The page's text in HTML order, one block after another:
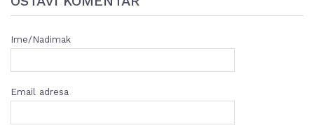
Ime/Nadimak
Email adresa